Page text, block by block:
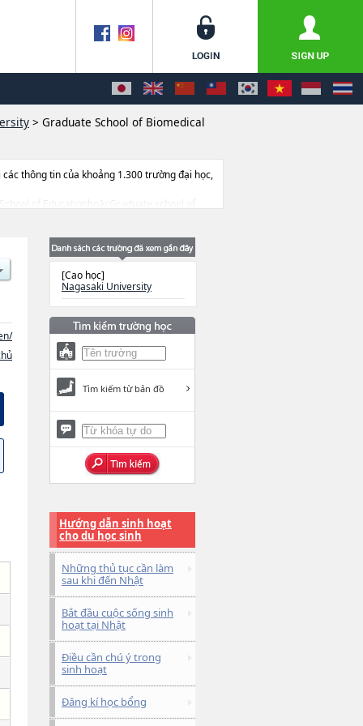
> Graduate School of Biomedical
các thông tin của khoảng 1.300 trường đại học,
[Cao học]
Nagasaki University
Tìm kiếm từ bản đồ
Hướng dẫn sinh hoạt
cho du học sinh
Những thủ tục cần làm
sau khi đến Nhật
Bắt đầu cuộc sống sinh
hoạt tại Nhật
Điều cần chú ý trong
sinh hoạt
Đăng kí học bổng